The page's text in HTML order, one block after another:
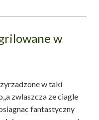
w
w taki
zwlaszcza ze ciagle
fantastyczny